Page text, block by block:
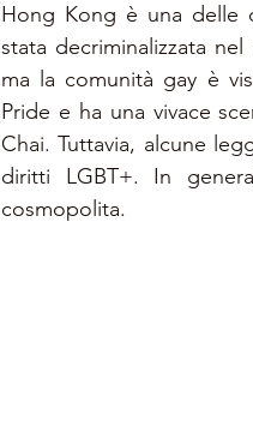
Hong Kong è una delle
stata decriminalizzata
ma la comunità gay è
Pride e ha una vivace
Chai. Tuttavia, alcune
diritti LGBT+. In
cosmopolita.